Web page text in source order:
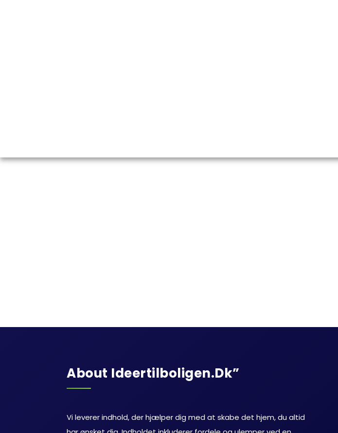
About Ideertilboligen.dk”
Vi leverer indhold, der hjælper dig med at skabe det hjem, du altid